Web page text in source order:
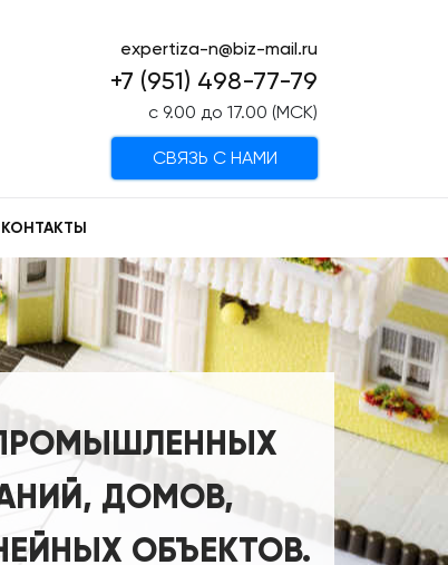
expertiza-n@biz-mail.ru
+7 (951) 498-77-79
с 9.00 до 17.00 (МСК)
CВЯЗЬ С НАМИ
КОНТАКТЫ
ДОМОВ,
ОБЪЕКТОВ.